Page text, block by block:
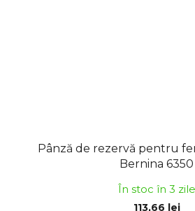
Pânză de rezervă pentru
Bernina 6350
În stoc în 3 zile
113,66 lei